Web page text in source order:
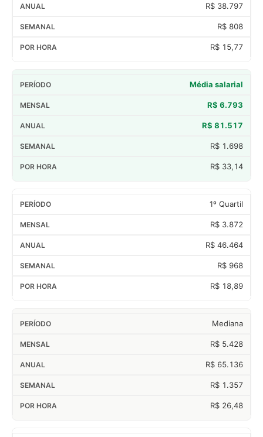
R$ 38.797
R$ 808
R$ 15,77
Média salarial
R$ 6.793
R$ 81.517
R$ 1.698
R$ 33,14
1º Quartil
R$ 3.872
R$ 46.464
R$ 968
R$ 18,89
Mediana
R$ 5.428
R$ 65.136
R$ 1.357
R$ 26,48